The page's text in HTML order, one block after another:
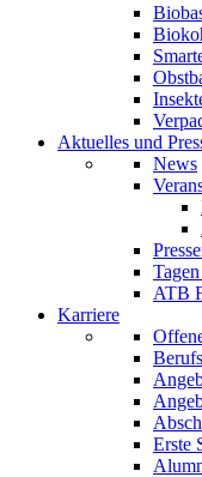
Aktuelles und
News
ATB
Karriere
Erste